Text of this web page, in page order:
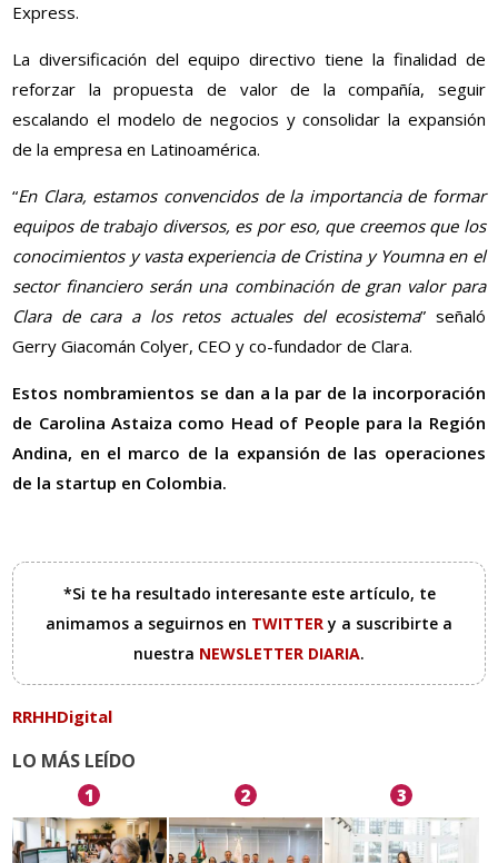
Express.
La diversificación del equipo directivo tiene la finalidad de
reforzar la propuesta de valor de la compañía, seguir
escalando el modelo de negocios y consolidar la expansión
de la empresa en Latinoamérica.
“En Clara, estamos convencidos de la importancia de formar
equipos de trabajo diversos, es por eso, que creemos que los
conocimientos y vasta experiencia de Cristina y Youmna en el
sector financiero serán una combinación de gran valor para
Clara de cara a los retos actuales del ecosistema” señaló
Gerry Giacomán Colyer, CEO y co-fundador de Clara.
Estos nombramientos se dan a la par de la incorporación
de Carolina Astaiza como Head of People para la Región
Andina, en el marco de la expansión de las operaciones
de la startup en Colombia.
*Si te ha resultado interesante este artículo, te
animamos a seguirnos en TWITTERy a suscribirte a
nuestra NEWSLETTER DIARIA.
RRHHDigital
LO MÁS LEÍDO
1 2 3